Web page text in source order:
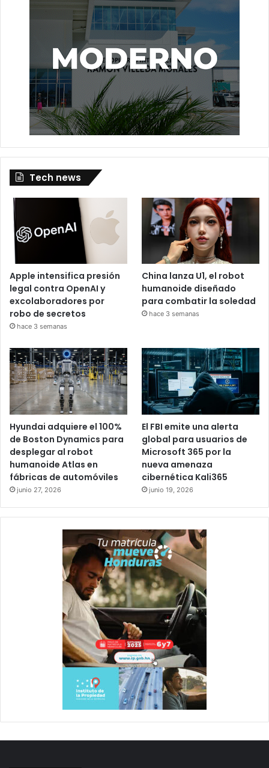
Tech news
Apple intensifica presión
legal contra OpenAI y
excolaboradores por
robo de secretos
hace 3 semanas
China lanza U1, el robot
humanoide diseñado
para combatir la soledad
hace 3 semanas
Hyundai adquiere el 100%
de Boston Dynamics para
desplegar al robot
humanoide Atlas en
fábricas de automóviles
junio 27, 2026
El FBI emite una alerta
global para usuarios de
Microsoft 365 por la
nueva amenaza
cibernética Kali365
junio 19, 2026